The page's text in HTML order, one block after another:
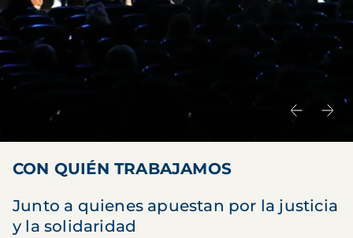
CON QUIÉN TRABAJAMOS
Junto a quienes apuestan por la justicia
y la solidaridad